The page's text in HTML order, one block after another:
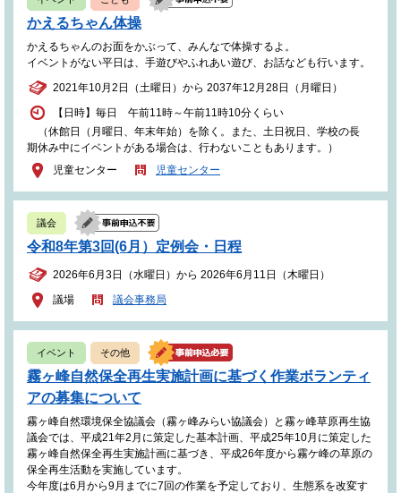
かえるちゃん体操
かえるちゃんのお面をかぶって、みんなで体操するよ。
イベントがない平日は、手遊びやふれあい遊び、お話なども行います。
2021年10月2日（土曜日）から 2037年12月28日（月曜日）
【日時】毎日 午前11時～午前11時10分くらい
（休館日（月曜日、年末年始）を除く。また、土日祝日、学校の長
期休み中にイベントがある場合は、行わないこともあります。）
児童センター
児童センター
議会
令和8年第3回(6月）定例会・日程
2026年6月3日（水曜日）から 2026年6月11日（木曜日）
議場
議会事務局
イベント その他
霧ヶ峰自然保全再生実施計画に基づく作業ボランティ
アの募集について
霧ヶ峰自然環境保全協議会（霧ヶ峰みらい協議会）と霧ヶ峰草原再生協
議会では、平成21年2月に策定した基本計画、平成25年10月に策定した
霧ヶ峰自然保全再生実施計画に基づき、平成26年度から霧ケ峰の草原の
保全再生活動を実施しています。
今年度は6月から9月までに7回の作業を予定しており、生態系を改変す